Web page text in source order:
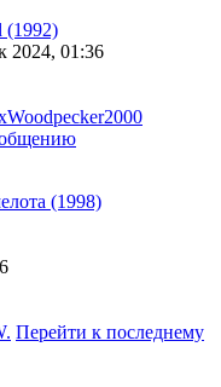
(1992)
2024, 01:36
(1998)
Перейти к последнему